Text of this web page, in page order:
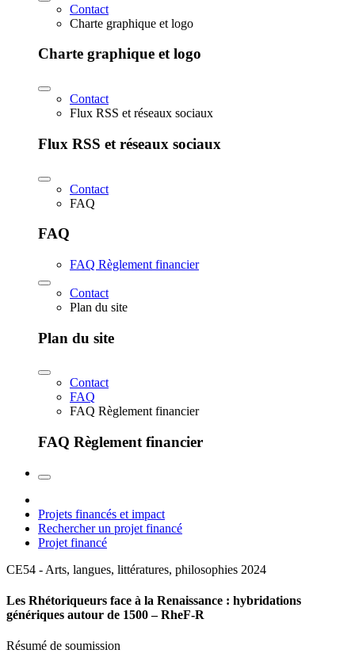
Contact
Charte graphique et logo
Charte graphique et logo
Contact
Flux RSS et réseaux sociaux
Flux RSS et réseaux sociaux
Contact
FAQ
FAQ
FAQ Règlement financier
Contact
Plan du site
Plan du site
Contact
FAQ
FAQ Règlement financier
FAQ Règlement financier
Projets financés et impact
Rechercher un projet financé
Projet financé
CE54 - Arts, langues, littératures, philosophies 2024
Les Rhétoriqueurs face à la Renaissance : hybridations
génériques autour de 1500 – RheF-R
Résumé de soumission